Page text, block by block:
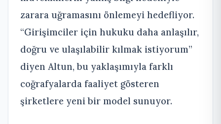
zarara uğramasını önlemeyi hedefliyor.
“Girişimciler için hukuku daha anlaşılır,
doğru ve ulaşılabilir kılmak istiyorum”
diyen Altun, bu yaklaşımıyla farklı
coğrafyalarda faaliyet gösteren
şirketlere yeni bir model sunuyor.